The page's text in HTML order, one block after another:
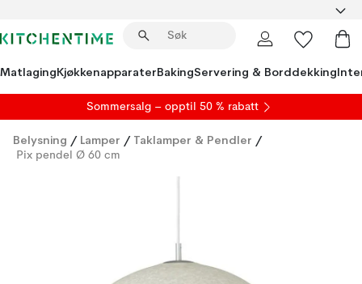
MatlagingKjøkkenapparaterBakingServering & Borddekking
Sommersalg – opptil 50 % rabatt
Belysning / Lamper / Taklamper & Pendler /
Pix pendel Ø 60 cm